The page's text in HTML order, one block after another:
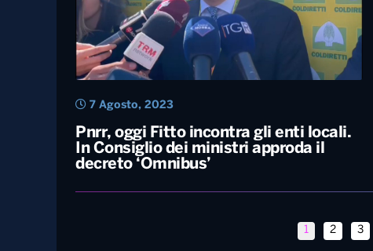
Pnrr, la Commissione europea:
“Stiamo finalizzando la valutazione
23 Novembre, 2023